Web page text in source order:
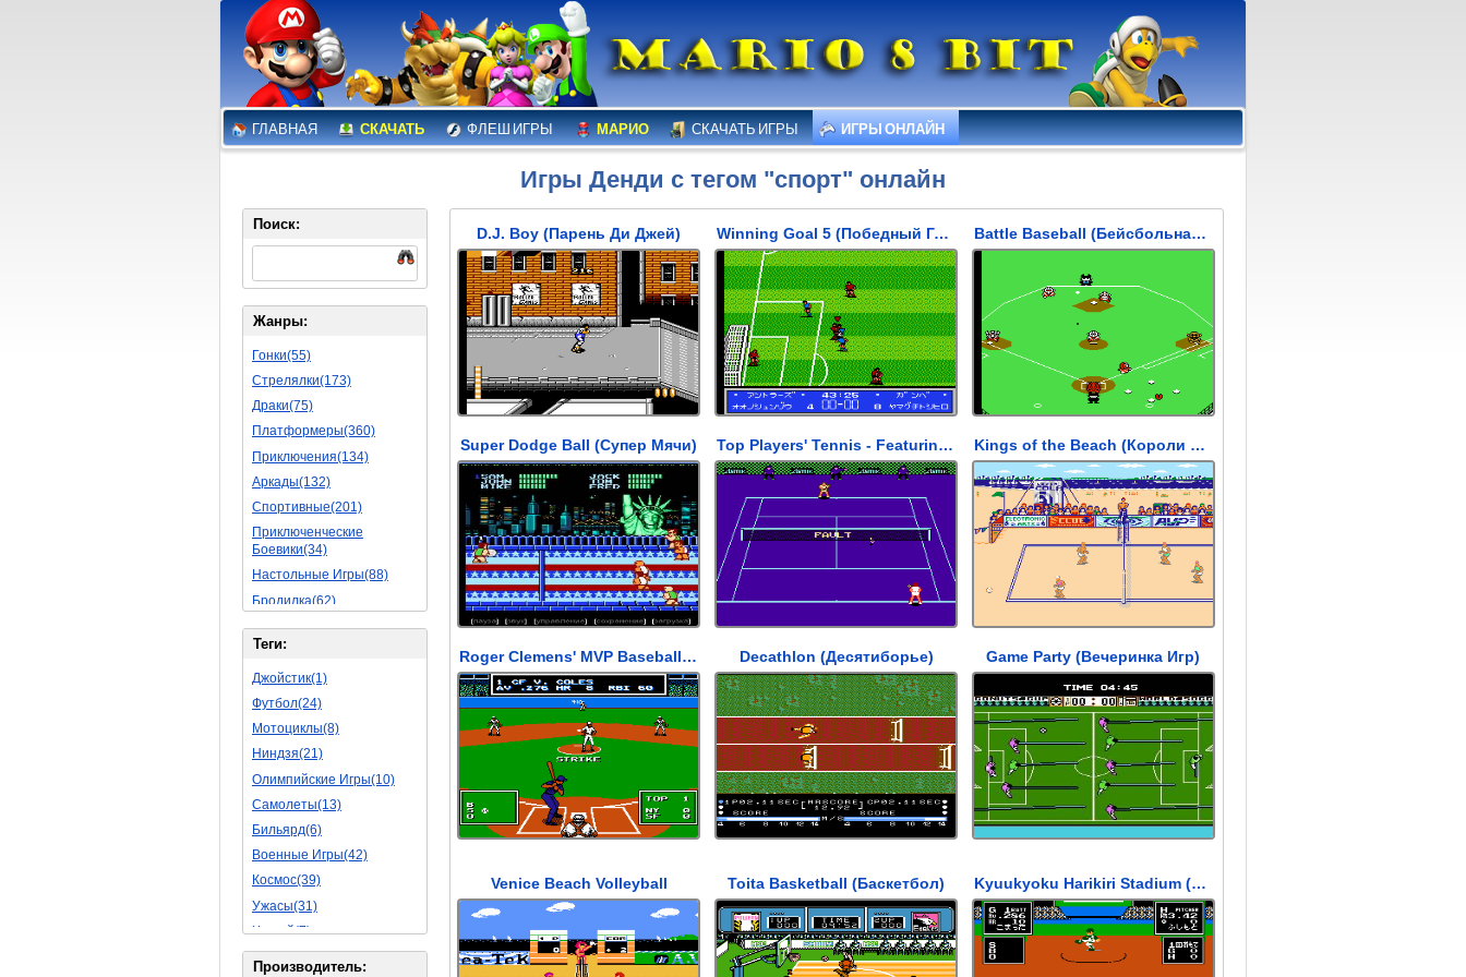
ГЛАВНАЯ СКАЧАТЬ ФЛЕШ ИГРЫ МАРИО СКАЧАТЬ ИГРЫ ИГРЫ ОНЛАЙН
Игры Денди с тегом "спорт" онлайн
D.J. Boy (Парень Ди Джей) Winning Goal 5 (Победный Гол 5) Battle Baseball (Бейсбольная битва)
Super Dodge Ball (Супер Мячи) Top Players' Tennis - Featuring Chris Evert & Ivan Lendl (Профессиональный теннис - Показывают Крис Еверт и Иван Ленди) Kings of the Beach (Короли Пляжа)
Roger Clemens' MVP Baseball (Бейсбол: Роджер Клеменс) Decathlon (Десятиборье) Game Party (Вечеринка Игр)
Venice Beach Volleyball Toita Basketball (Баскетбол) Kyuukyoku Harikiri Stadium (Сталион Куюкуоку Харикири)
Поиск:
Жанры:
Гонки(55)
Стрелялки(173)
Драки(75)
Платформеры(360)
Приключения(134)
Аркады(132)
Спортивные(201)
Приключенческие
Боевики(34)
Настольные Игры(88)
Бродилка(62)
Стратегии(77)
Боевые RPG(50)
Симуляторы(31)
Леталки(24)
Симуляторы Жизни(76)
Уникальный(29)
Логические Игры(35)
Азартные(45)
Ролевые Игры(176)
Боевик(10)
Головоломка(11)
Rpg(14)
Пошаговые Игры(22)
Пазлы(82)
Теги:
Джойстик(1)
Футбол(24)
Мотоциклы(8)
Ниндзя(21)
Олимпийские Игры(10)
Самолеты(13)
Бильярд(6)
Военные Игры(42)
Космос(39)
Ужасы(31)
Хоккей(7)
Вертолет(13)
Производитель: